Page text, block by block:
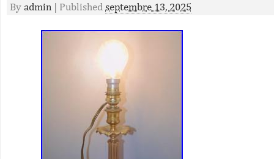
By admin | Published septembre 13, 2025